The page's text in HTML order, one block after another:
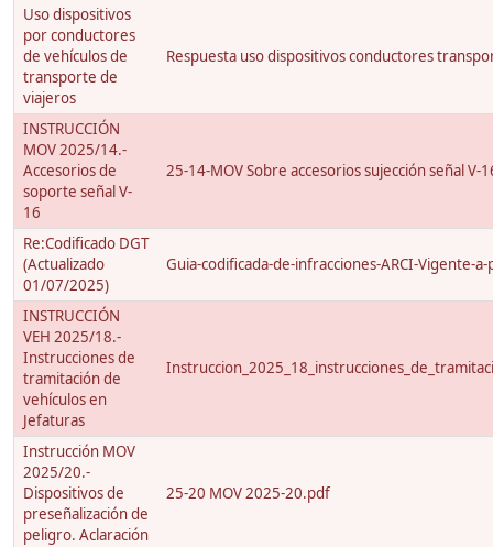
Uso dispositivos
por conductores
de vehículos de
transporte de
viajeros
Respuesta uso dispositivos conductores
INSTRUCCIÓN
MOV 2025/14.-
Accesorios de
soporte señal V-
16
25-14-MOV Sobre accesorios sujección señal V-
Re:Codificado DGT
(Actualizado
01/07/2025)
Guia-codificada-de-infracciones-ARCI-Vigente-
INSTRUCCIÓN
VEH 2025/18.-
Instrucciones de
tramitación de
vehículos en
Jefaturas
Instrucción MOV
2025/20.-
Dispositivos de
preseñalización de
peligro. Aclaración
25-20 MOV 2025-20.pdf